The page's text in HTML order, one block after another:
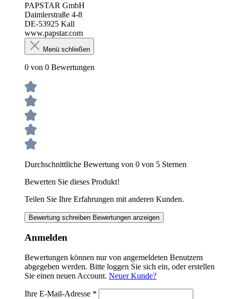
PAPSTAR GmbH
Daimlerstraße 4-8
DE-53925 Kall
www.papstar.com
Menü schließen
0 von 0 Bewertungen
Durchschnittliche Bewertung von 0 von 5 Sternen
Bewerten Sie dieses Produkt!
Teilen Sie Ihre Erfahrungen mit anderen Kunden.
Bewertung schreiben Bewertungen anzeigen
Anmelden
Bewertungen können nur von angemeldeten Benutzern
abgegeben werden. Bitte loggen Sie sich ein, oder erstellen
Sie einen neuen Account. Neuer Kunde?
Ihre E-Mail-Adresse *